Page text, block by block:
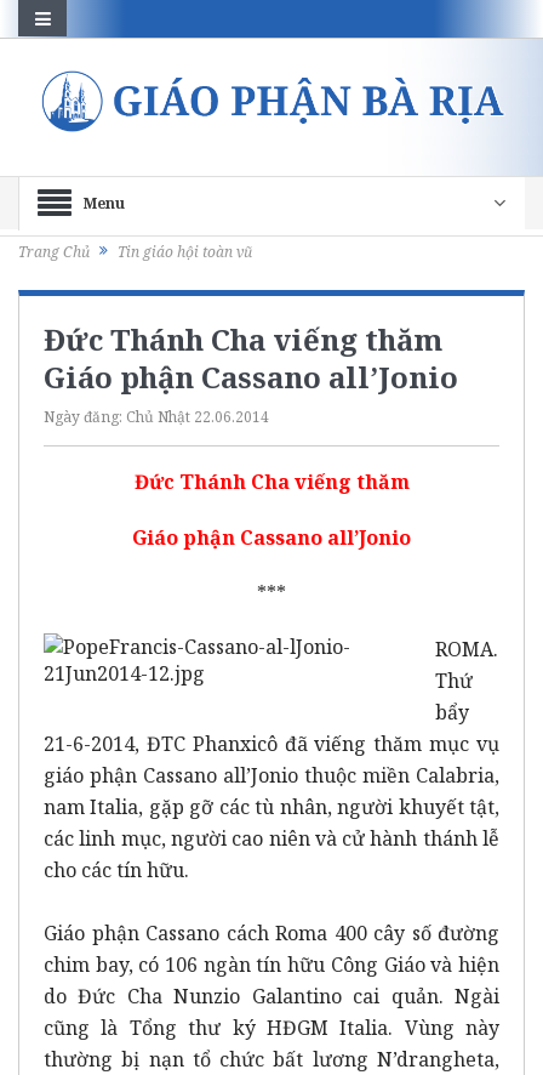
Menu
Trang Chủ Tin giáo hội toàn vũ
Đức Thánh Cha viếng thăm
Giáo phận Cassano all’Jonio
Ngày đăng: Chủ Nhật 22.06.2014
Đức Thánh Cha viếng thăm
Giáo phận Cassano all’Jonio
***
ROMA.
Thứ
bẩy
21-6-2014, ĐTC Phanxicô đã viếng thăm mục vụ
giáo phận Cassano all’Jonio thuộc miền Calabria,
nam Italia, gặp gỡ các tù nhân, người khuyết tật,
các linh mục, người cao niên và cử hành thánh lễ
cho các tín hữu.
Giáo phận Cassano cách Roma 400 cây số đường
chim bay, có 106 ngàn tín hữu Công Giáo và hiện
do Đức Cha Nunzio Galantino cai quản. Ngài
cũng là Tổng thư ký HĐGM Italia. Vùng này
thường bị nạn tổ chức bất lương N’drangheta,